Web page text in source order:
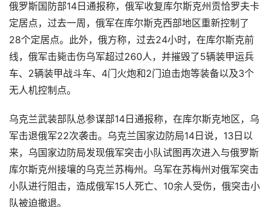
俄罗斯国防部14日通报称，俄军收复库尔斯克州贡恰罗夫卡
定居点，过去一周，俄军在库尔斯克西部地区重新控制了
28个定居点。此外，俄方称，过去24小时，在库尔斯克前
线，俄军击毙击伤乌军超过260人，并摧毁了5辆装甲运兵
车、2辆装甲战斗车、4门火炮和2门迫击炮等装备以及3个
无人机控制点。
乌克兰武装部队总参谋部14日通报称，在库尔斯克地区，乌
军击退俄军22次袭击。乌克兰国家边防局14日说，13日以
来，乌国家边防局发现俄军突击小队试图再次进入与俄罗斯
库尔斯克州接壤的乌克兰苏梅州。乌军在苏梅州对俄军突击
小队进行阻击，造成俄军15人死亡、10余人受伤，俄突击小
队被迫撤退。